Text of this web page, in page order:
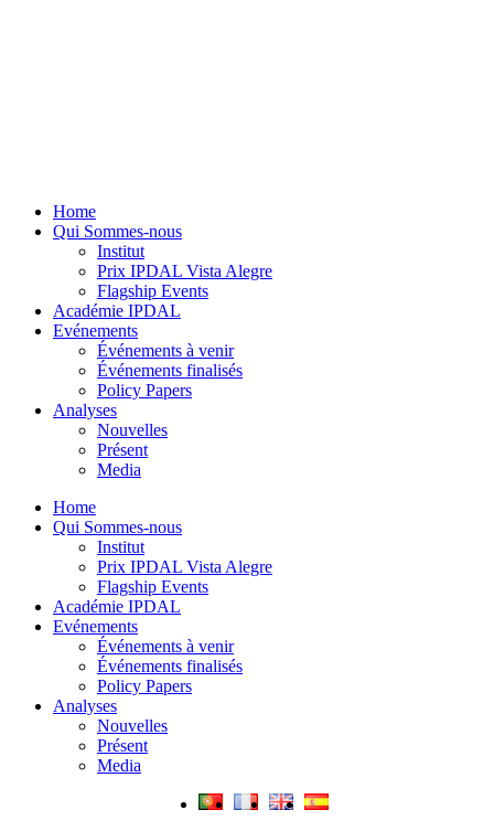
Home
Qui Sommes-nous
Institut
Prix IPDAL Vista Alegre
Flagship Events
Académie IPDAL
Evénements
Événements à venir
Événements finalisés
Policy Papers
Analyses
Nouvelles
Présent
Media
Home
Qui Sommes-nous
Institut
Prix IPDAL Vista Alegre
Flagship Events
Académie IPDAL
Evénements
Événements à venir
Événements finalisés
Policy Papers
Analyses
Nouvelles
Présent
Media